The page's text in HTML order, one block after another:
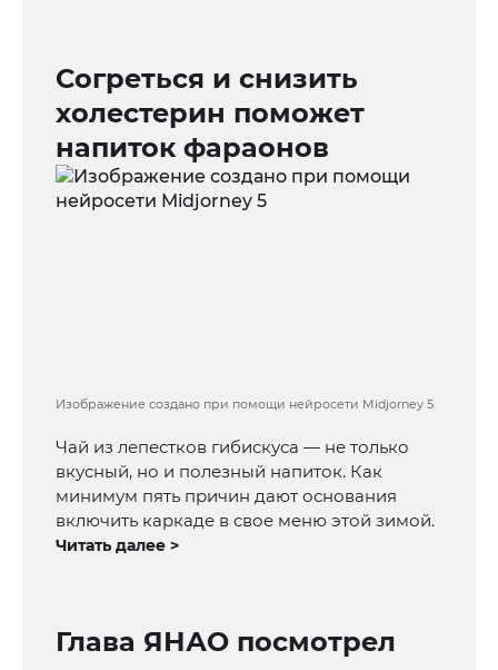
Согреться и снизить
холестерин поможет
напиток фараонов
Изображение создано при помощи нейросети Midjorney 5
Чай из лепестков гибискуса — не только
вкусный, но и полезный напиток. Как
минимум пять причин дают основания
включить каркаде в свое меню этой зимой.
Читать далее >
Глава ЯНАО посмотрел